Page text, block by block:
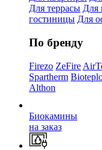
Для террасы Для
гостиницы Для
По бренду
Firezo ZeFire
Spartherm
Althon
Биокамины
на заказ